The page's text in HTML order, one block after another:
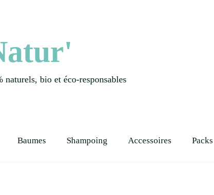
naturels, bio et éco-responsables
Baumes Shampoing Accessoires Packs